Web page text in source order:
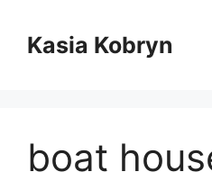
treściKasia Kobryn
boat